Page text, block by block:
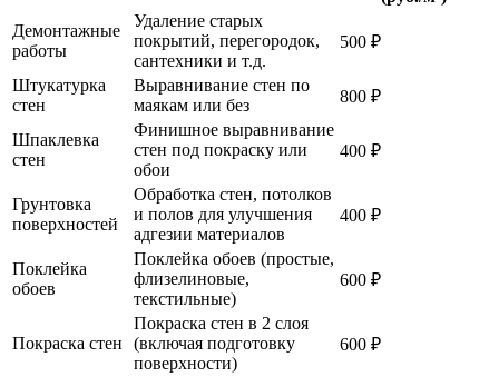
Демонтажные
работы
Удаление старых
покрытий, перегородок,
сантехники и т.д.
500 ₽
Штукатурка
стен
Выравнивание стен по
маякам или без
800 ₽
Шпаклевка
стен
Финишное выравнивание
стен под покраску или
обои
400 ₽
Грунтовка
поверхностей
Обработка стен, потолков
и полов для улучшения
адгезии материалов
400 ₽
Поклейка
обоев
Поклейка обоев (простые,
флизелиновые,
текстильные)
600 ₽
Покраска стен
Покраска стен в 2 слоя
(включая подготовку
поверхности)
600 ₽